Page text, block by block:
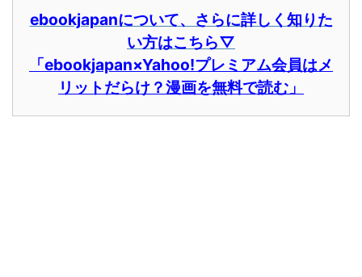
ebookjapanについて、さらに詳しく知りた
い方はこちら▽
「ebookjapan×Yahoo!プレミアム会員はメ
リットだらけ？漫画を無料で読む」